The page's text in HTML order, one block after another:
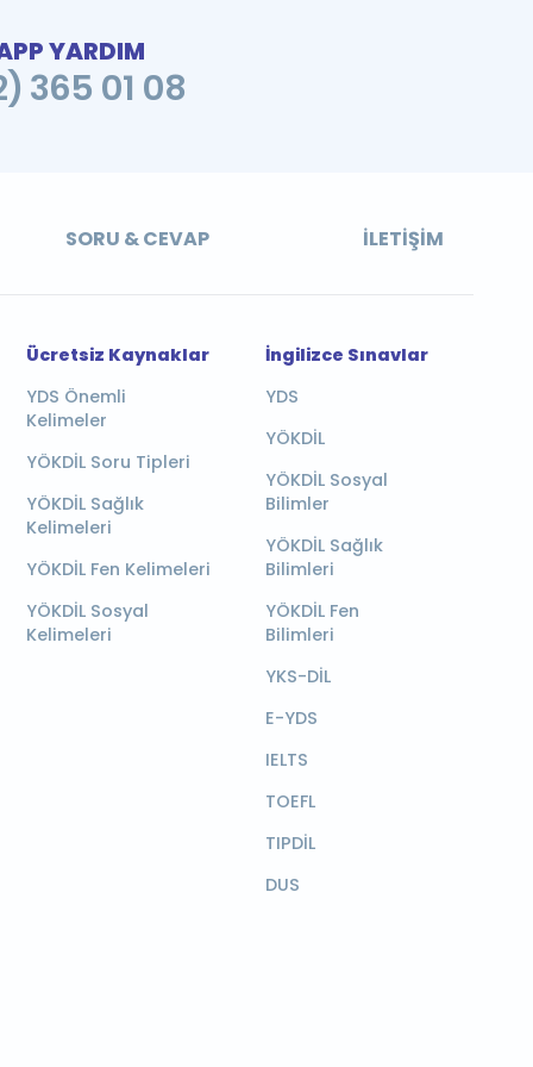
YARDIM
365 01 08
SORU & CEVAP İLETIŞIM
Ücretsiz Kaynaklar
YDS Önemli
Kelimeler
YÖKDİL Soru Tipleri
YÖKDİL Sağlık
Kelimeleri
YÖKDİL Fen Kelimeleri
YÖKDİL Sosyal
Kelimeleri
İngilizce Sınavlar
YDS
YÖKDİL
YÖKDİL Sosyal
Bilimler
YÖKDİL Sağlık
Bilimleri
YÖKDİL Fen
Bilimleri
YKS-DİL
E-YDS
IELTS
TOEFL
TIPDİL
DUS